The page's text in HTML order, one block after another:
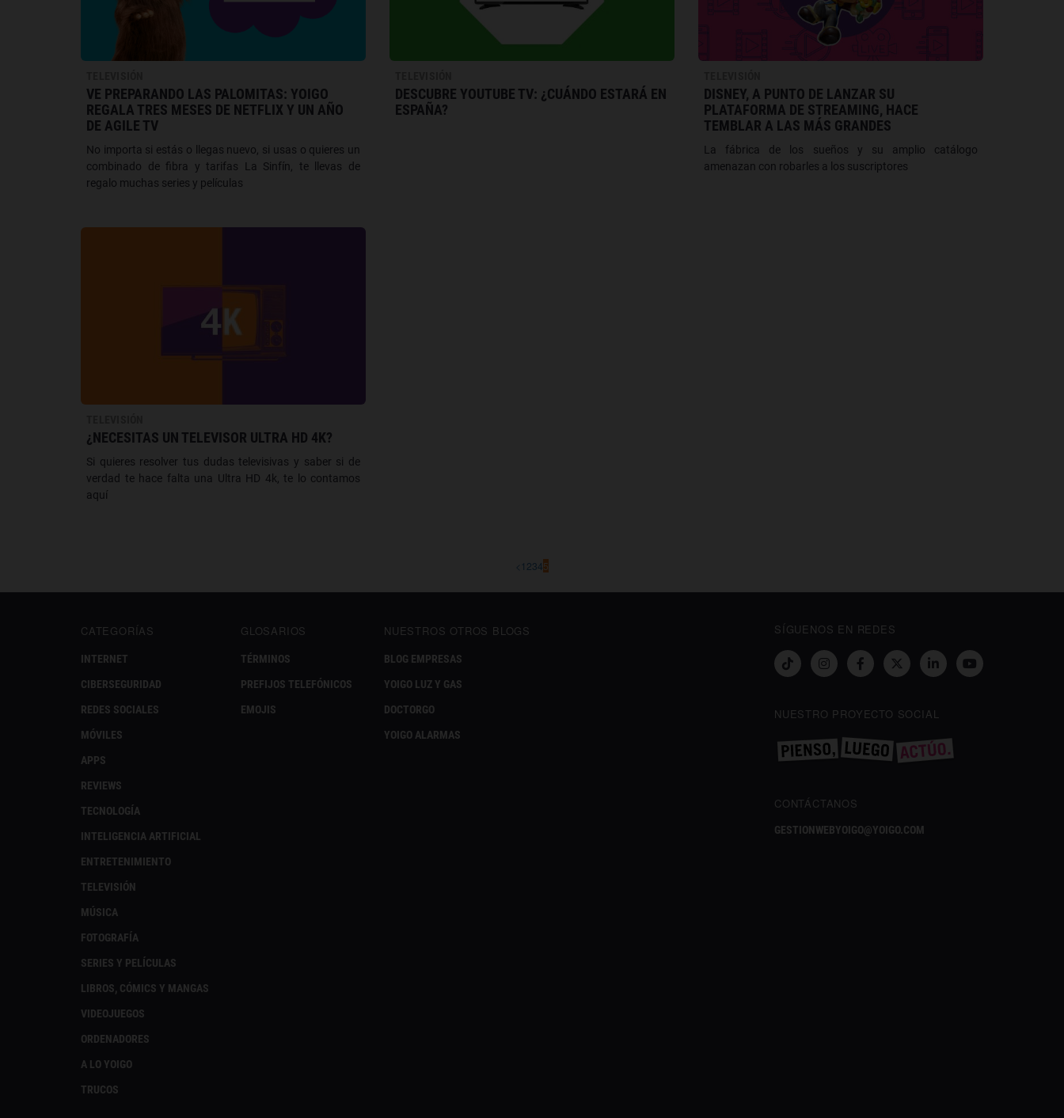
VE PREPARANDO LAS PALOMITAS: YOIGO
REGALA TRES MESES DE NETFLIX Y UN AÑO
DE AGILE TV
No importa si estás o llegas nuevo, si usas o quieres un
combinado de fibra y tarifas La Sinfín, te llevas de
regalo muchas series y películas
DESCUBRE YOUTUBE TV: ¿CUÁNDO ESTARÁ EN
ESPAÑA?
DISNEY, A PUNTO DE LANZAR SU
PLATAFORMA DE STREAMING, HACE
TEMBLAR A LAS MÁS GRANDES
La fábrica de los sueños y su amplio catálogo
amenazan con robarles a los suscriptores
¿NECESITAS UN TELEVISOR ULTRA HD 4K?
Si quieres resolver tus dudas televisivas y saber si de
verdad te hace falta una Ultra HD 4k, te lo contamos
aquí
< 1 2345
CATEGORÍAS
INTERNET
CIBERSEGURIDAD
REDES SOCIALES
MÓVILES
APPS
REVIEWS
TECNOLOGÍA
INTELIGENCIA ARTIFICIAL
ENTRETENIMIENTO
TELEVISIÓN
MÚSICA
FOTOGRAFÍA
SERIES Y PELÍCULAS
LIBROS, CÓMICS Y MANGAS
VIDEOJUEGOS
ORDENADORES
A LO YOIGO
TRUCOS
GLOSARIOS
TÉRMINOS
PREFIJOS TELEFÓNICOS
EMOJIS
NUESTROS OTROS BLOGS
BLOG EMPRESAS
YOIGO LUZ Y GAS
DOCTORGO
YOIGO ALARMAS
SÍGUENOS EN REDES
NUESTRO PROYECTO SOCIAL
CONTÁCTANOS
GESTIONWEBYOIGO@YOIGO.COM